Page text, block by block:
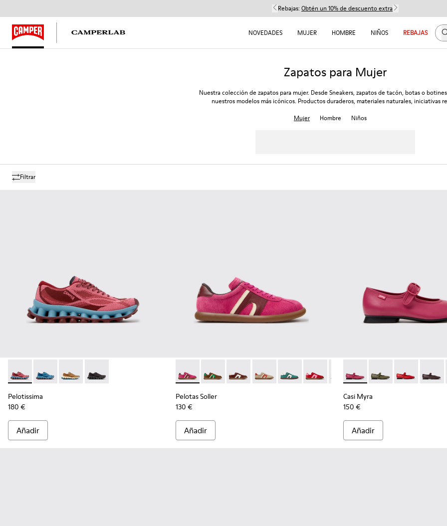
Rebajas: Obtén un 10% de descuento extra
NOVEDADES MUJER HOMBRE NIÑOS REBAJAS
Zapatos para Mujer
Nuestra colección de zapatos para mujer. Desde Sneakers, zapatos de tacón, botas o
nuestros modelos más icónicos. Productos duraderos, materiales naturales, iniciativas
Mujer
Hombre Niños
Filtrar
Pelotissima - K201922-010 - Zapatillas burdeos de PET reciclado para mujer.
Pelotissima - K201922-011 - Zapatillas azules de PET reciclado y materiales técnicos para mujer.
Pelotissima - K201922-007 - Zapatillas marrones de materiales técnicos de PET reciclado para mujer.
Pelotissima - K201922-006 - Zapatillas negras y grises de PET reciclado y materiales técnicos para
Pelotissima
180 €
Añadir
Pelotas Soller - K201608-041 - Zapatillas multicolor de nobuk y piel para
Pelotas Soller - K201608-038
Pelotas Soller - K201608-037
Pelotas Soller - K201608-036 - Zapatillas multicolor
Pelotas Soller - K201608-031
Pelotas Soller - K201608-029
Pelotas Soller - K201608-027
Pelotas Soller - K201608-
Pelotas Soller -
Pelotas
Pelotas Soller
130 €
Añadir
Casi Myra - K201629-016 -
Casi Myra - K201629-
Casi Myra -
Casi
Casi Myra
150 €
Añadir